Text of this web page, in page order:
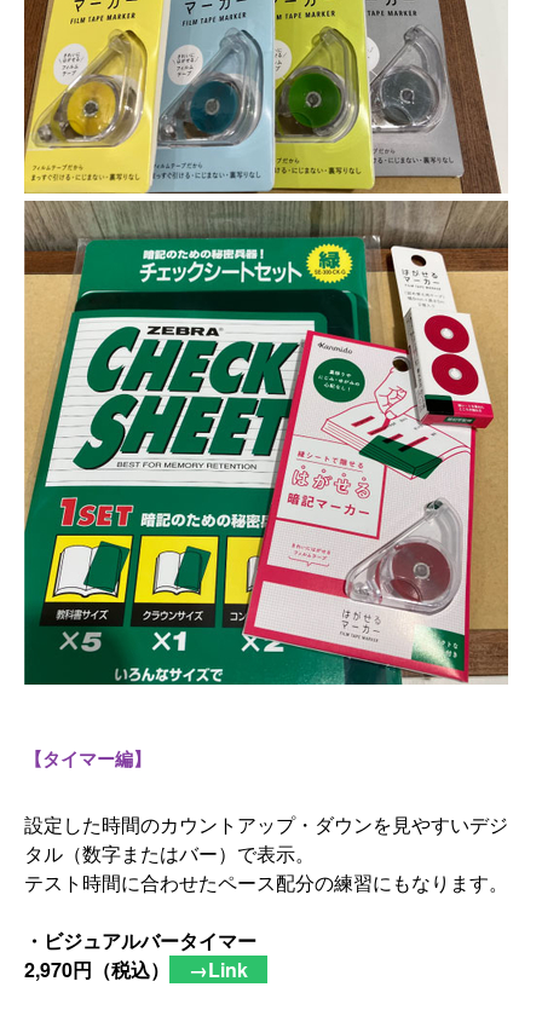
【タイマー編】
設定した時間のカウントアップ・ダウンを見やすいデジ
タル（数字またはバー）で表示。
テスト時間に合わせたペース配分の練習にもなります。
・ビジュアルバータイマー
2,970円（税込）
→Link